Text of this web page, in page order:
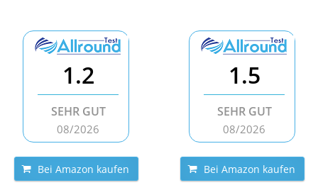
1.2
SEHR GUT
08/2026
Bei Amazon kaufen
1.5
SEHR GUT
08/2026
Bei Amazon kaufen